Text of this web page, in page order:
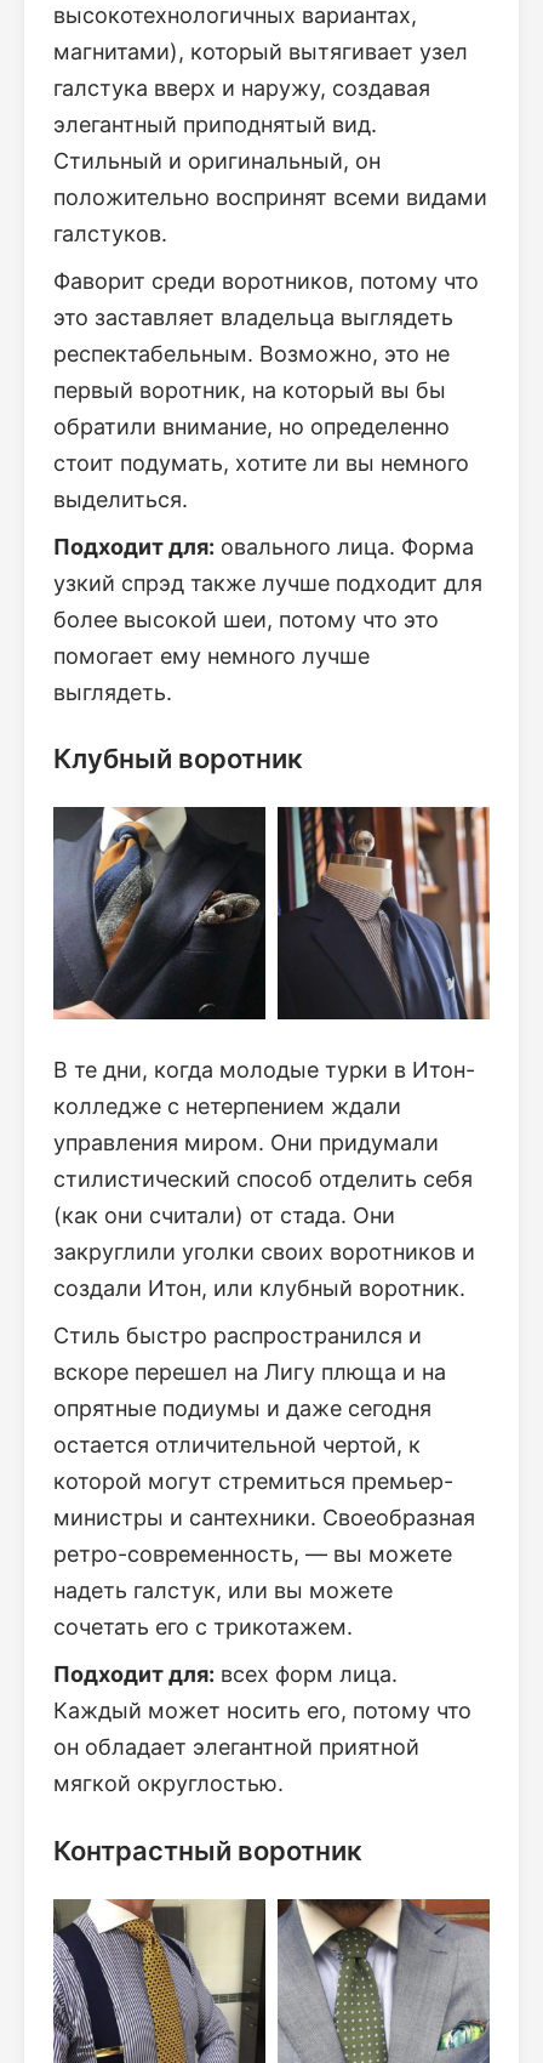
высокотехнологичных вариантах,
магнитами), который вытягивает узел
галстука вверх и наружу, создавая
элегантный приподнятый вид.
Стильный и оригинальный, он
положительно воспринят всеми видами
галстуков.
Фаворит среди воротников, потому что
это заставляет владельца выглядеть
респектабельным. Возможно, это не
первый воротник, на который вы бы
обратили внимание, но определенно
стоит подумать, хотите ли вы немного
выделиться.
Подходит для: овального лица. Форма
узкий спрэд также лучше подходит для
более высокой шеи, потому что это
помогает ему немного лучше
выглядеть.
Клубный воротник
В те дни, когда молодые турки в Итон-
колледже с нетерпением ждали
управления миром. Они придумали
стилистический способ отделить себя
(как они считали) от стада. Они
закруглили уголки своих воротников и
создали Итон, или клубный воротник.
Стиль быстро распространился и
вскоре перешел на Лигу плюща и на
опрятные подиумы и даже сегодня
остается отличительной чертой, к
которой могут стремиться премьер-
министры и сантехники. Своеобразная
ретро-современность, — вы можете
надеть галстук, или вы можете
сочетать его с трикотажем.
Подходит для: всех форм лица.
Каждый может носить его, потому что
он обладает элегантной приятной
мягкой округлостью.
Контрастный воротник